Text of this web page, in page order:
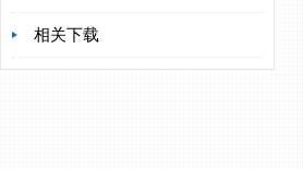
相关下载